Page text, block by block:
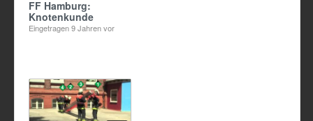
FF Hamburg:
Knotenkunde
Eingetragen9 Jahren vor